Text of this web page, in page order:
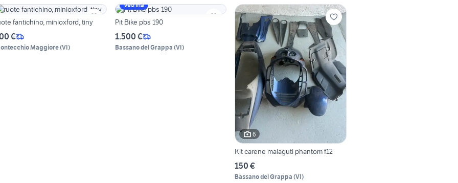
fantichino, minioxford, tiny
€
Maggiore(VI)
Vetrina
Pit Bike pbs 190
1.500 €
Bassano del Grappa (VI)
6
Kit carene malaguti phantom f12
150 €
Bassano del Grappa (VI)